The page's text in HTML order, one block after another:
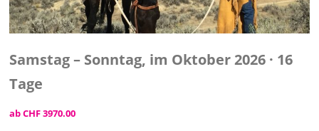
Samstag – Sonntag, im Oktober 2026 · 16
Tage
ab CHF 3970.00